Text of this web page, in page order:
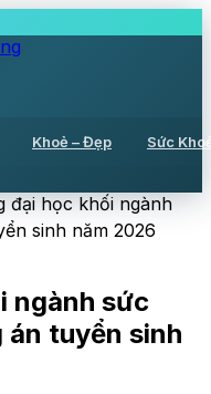
Khoẻ – Đẹp Sức
đại học khối ngành
sinh năm 2026
ngành sức
án tuyển sinh